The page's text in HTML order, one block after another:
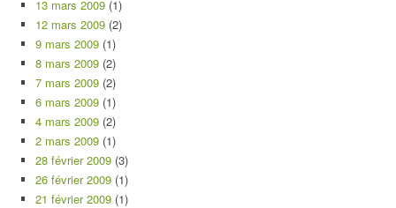
13 mars 2009 (1)
12 mars 2009 (2)
9 mars 2009 (1)
8 mars 2009 (2)
7 mars 2009 (2)
6 mars 2009 (1)
4 mars 2009 (2)
2 mars 2009 (1)
28 février 2009 (3)
26 février 2009 (1)
21 février 2009 (1)